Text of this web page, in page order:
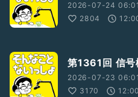
2026-07-24
2804
第1361回 信号
2026-07-23
3170
12:00